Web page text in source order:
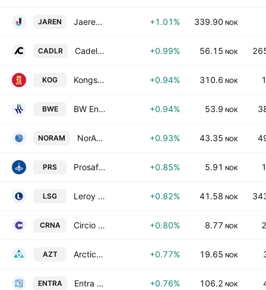
JAREN Jaeren Sparebank +1.01% 339.90 NOK
CADLR Cadeler A/S +0.99% 56.15 NOK
KOG Kongsberg Gruppen ASA +0.94% 310.6 NOK
BWE BW Energy Ltd. +0.94% 53.9 NOK
NORAM NorAm Drilling AS +0.93% 43.35 NOK
PRS Prosafe SE +0.85% 5.91 NOK
LSG Leroy Seafood Group ASA +0.82% 41.58 NOK
CRNA Circio Holding ASA +0.80% 8.77 NOK
AZT ArcticZymes Technologies ASA +0.77% 19.65 NOK
ENTRA Entra ASA +0.76% 106.2 NOK